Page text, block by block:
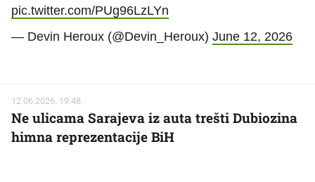
pic.twitter.com/PUg96LzLYn
— Devin Heroux (@Devin_Heroux) June 12, 2026
12.06.2026. 19:48
Ne ulicama Sarajeva iz auta trešti Dubiozina
himna reprezentacije BiH